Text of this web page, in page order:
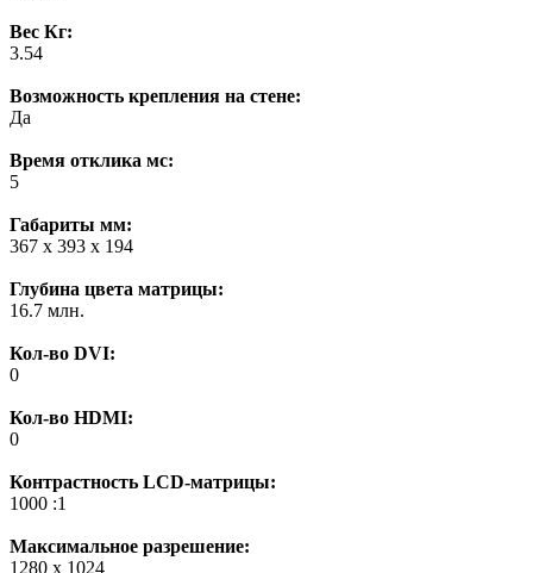
Вес Кг:
3.54
Возможность крепления на стене:
Да
Время отклика мс:
5
Габариты мм:
367 x 393 x 194
Глубина цвета матрицы:
16.7 млн.
Кол-во DVI:
0
Кол-во HDMI:
0
Контрастность LCD-матрицы:
1000 :1
Максимальное разрешение:
1280 x 1024